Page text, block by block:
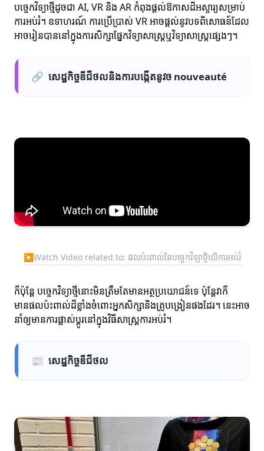
បច្ចេកវិទ្យាថ្មីដូចជា AI, VR និង AR កំពុងផ្តល់ឱកាសដ៏អស្ចារ្យសម្រាប់
ការអប់រំ។ ឧទាហរណ៍ ការប្រើប្រាស់ VR អាចផ្តល់នូវបទពិសោធន៍ដែល
អាចរៀនបាននៅក្នុងការសិក្សាផ្នែកវិទ្យាសាស្ត្រឬវិទ្យាសាស្ត្រផ្សេងៗ។
🔗 សេដ្ឋកិច្ចឌីជីថលនិងការបង្កើតនូវច nouveauté
▶Watch Video related to: ផលប៉ះពាល់នៃបច្ចេកវិទ្យាថ្មីលើការអប់រំ
ក៏ប៉ុន្តែ បច្ចេកវិទ្យាថ្មីនោះមិនត្រឹមតែមានអត្ថប្រយោជន៍ទេ ប៉ុន្តែវាក៏
មានផលប៉ះពាល់ដ៏ខ្លាំងចំពោះអ្នកសិក្សានិងគ្រូបង្រៀនផងដែរ។ នេះអាច
នាំឲ្យមានការផ្លាស់ប្តូរនៅក្នុងវិធីសាស្រ្ដការអប់រំ។
📰 សេដ្ឋកិច្ចឌីជីថល